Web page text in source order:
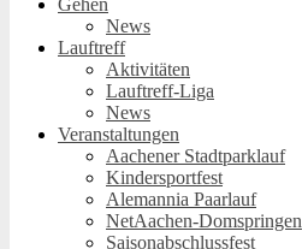
News
Lauftreff
Aktivitäten
Lauftreff-Liga
News
Veranstaltungen
Aachener Stadtparklauf
Kindersportfest
Alemannia Paarlauf
NetAachen-Domspringen
Saisonabschlussfest